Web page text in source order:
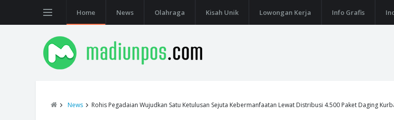
Home News Olahraga Kisah Unik Lowongan Kerja Info Grafis
News Rohis Pegadaian Wujudkan Satu Ketulusan Sejuta Kebermanfaatan Lewat Distribusi 4.500 Paket Daging